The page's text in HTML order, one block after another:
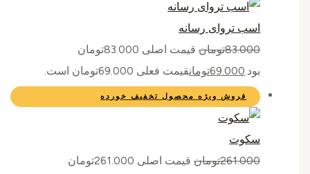
اسب تروای رسانه
83.000تومان
قیمت اصلی 83.000تومان
69.000تومانقیمت فعلی 69.000تومان است.
فروش ویژه محصول تخفیف خورده
سکوت
261.000تومان
قیمت اصلی 261.000تومان